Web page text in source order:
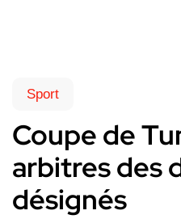
Sport
Coupe de
arbitres des
désignés